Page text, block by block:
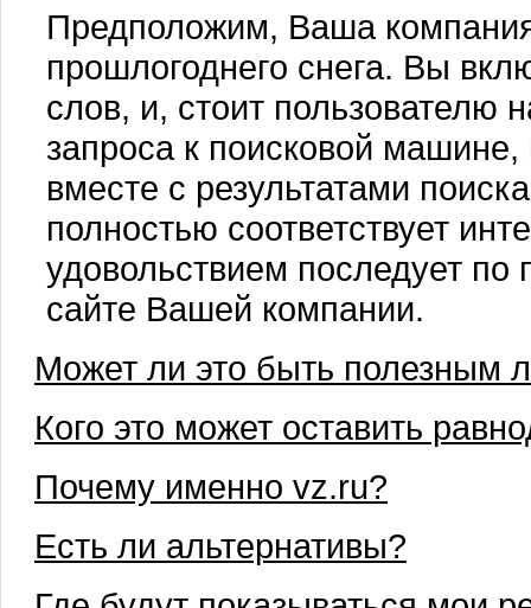
Предположим, Ваша
прошлогоднего снега. Вы
слов, и, стоит пользователю
запроса к поисковой
вместе с результатами
полностью соответствует
удовольствием последует
сайте Вашей компании.
Может ли это быть полезным
Кого это может оставить
Почему именно vz.ru?
Есть ли альтернативы?